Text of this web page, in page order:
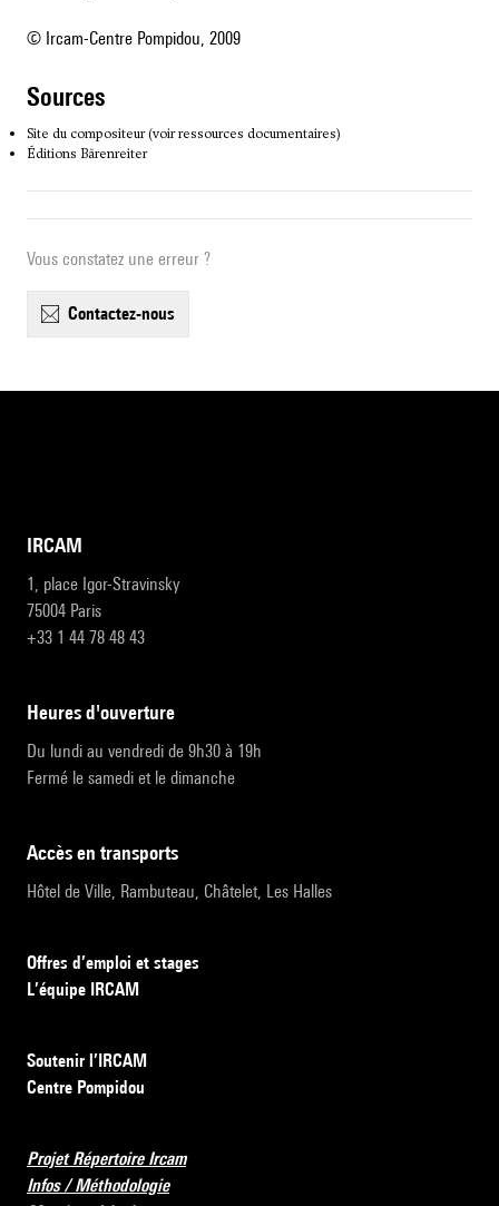
© Ircam-Centre Pompidou, 2009
sources
Site du compositeur (voir ressources documentaires)
Éditions Bärenreiter
Vous constatez une erreur ?
contactez-nous
IRCAM
1, place Igor-Stravinsky
75004 Paris
+33 1 44 78 48 43
heures d'ouverture
Du lundi au vendredi de 9h30 à 19h
Fermé le samedi et le dimanche
accès en transports
Hôtel de Ville, Rambuteau, Châtelet, Les Halles
Offres d’emploi et stages
L’équipe IRCAM
Soutenir l’IRCAM
Centre Pompidou
Projet Répertoire Ircam
Infos / Méthodologie